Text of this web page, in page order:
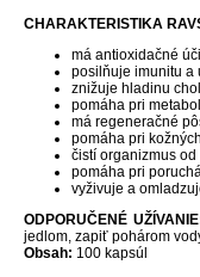
CHARAKTERISTIKA
má antioxidačné
posilňuje imunitu a
znižuje hladinu
pomáha pri
má regeneračné
pomáha pri
čistí organizmus
pomáha pri
vyživuje a
ODPORUČENÉ
jedlom, zapiť pohárom
Obsah: 100 kapsúl